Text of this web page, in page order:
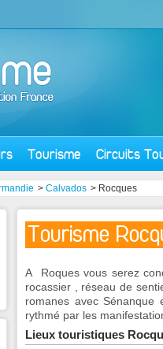
Tourisme Circuits
> Calvados > Rocques
Tourisme
A Roques vous serez
rocassier , réseau de
romanes avec
rythmé par les
Lieux touristiques